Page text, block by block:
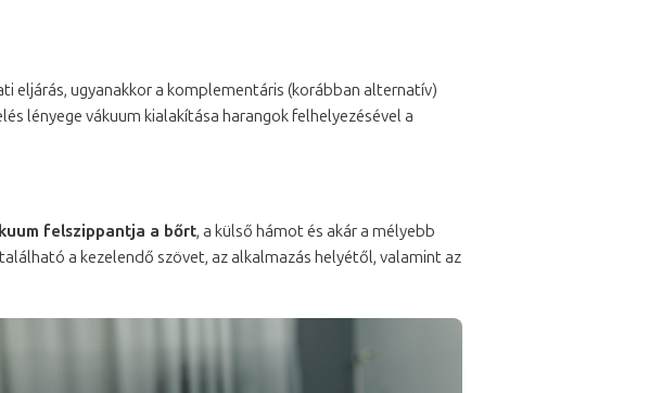
eljárás, ugyanakkor a komplementáris (korábban alternatív)
lényege vákuum kialakítása harangok felhelyezésével a
felszippantja a bőrt, a külső hámot és akár a mélyebb
a kezelendő szövet, az alkalmazás helyétől, valamint az